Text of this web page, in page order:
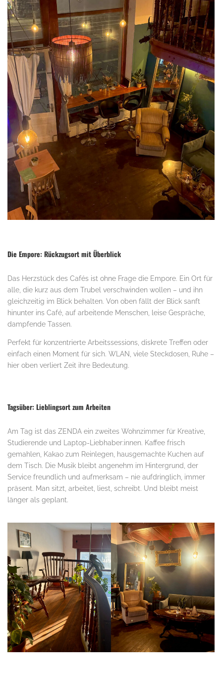
Die Empore: Rückzugsort mit Überblick
Das Herzstück des Cafés ist ohne Frage die Empore. Ein Ort für
alle, die kurz aus dem Trubel verschwinden wollen – und ihn
gleichzeitig im Blick behalten. Von oben fällt der Blick sanft
hinunter ins Café, auf arbeitende Menschen, leise Gespräche,
dampfende Tassen.
Perfekt für konzentrierte Arbeitssessions, diskrete Treffen oder
einfach einen Moment für sich. WLAN, viele Steckdosen, Ruhe –
hier oben verliert Zeit ihre Bedeutung.
Tagsüber: Lieblingsort zum Arbeiten
Am Tag ist das ZENDA ein zweites Wohnzimmer für Kreative,
Studierende und Laptop-Liebhaber:innen. Kaffee frisch
gemahlen, Kakao zum Reinlegen, hausgemachte Kuchen auf
dem Tisch. Die Musik bleibt angenehm im Hintergrund, der
Service freundlich und aufmerksam – nie aufdringlich, immer
präsent. Man sitzt, arbeitet, liest, schreibt. Und bleibt meist
länger als geplant.